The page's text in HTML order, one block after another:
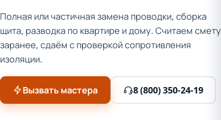
Полная или частичная замена проводки, сборка
щита, разводка по квартире и дому. Считаем смету
заранее, сдаём с проверкой сопротивления
изоляции.
Вызвать мастера 8 (800) 350-24-19